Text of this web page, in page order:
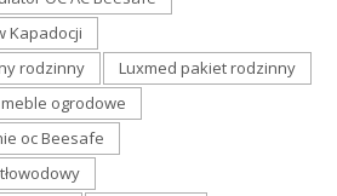
Kapadocji
rodzinny
Luxmed pakiet rodzinny
meble ogrodowe
oc Beesafe